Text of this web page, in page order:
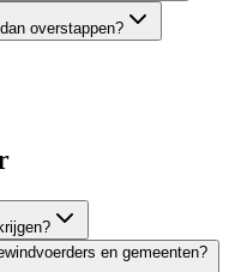
overstappen?
en gemeenten?